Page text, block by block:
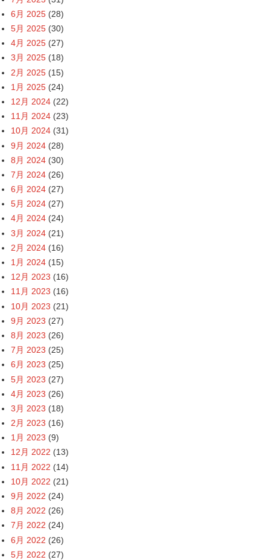
6月 2025 (28)
5月 2025 (30)
4月 2025 (27)
3月 2025 (18)
2月 2025 (15)
1月 2025 (24)
12月 2024 (22)
11月 2024 (23)
10月 2024 (31)
9月 2024 (28)
8月 2024 (30)
7月 2024 (26)
6月 2024 (27)
5月 2024 (27)
4月 2024 (24)
3月 2024 (21)
2月 2024 (16)
1月 2024 (15)
12月 2023 (16)
11月 2023 (16)
10月 2023 (21)
9月 2023 (27)
8月 2023 (26)
7月 2023 (25)
6月 2023 (25)
5月 2023 (27)
4月 2023 (26)
3月 2023 (18)
2月 2023 (16)
1月 2023 (9)
12月 2022 (13)
11月 2022 (14)
10月 2022 (21)
9月 2022 (24)
8月 2022 (26)
7月 2022 (24)
6月 2022 (26)
5月 2022 (27)